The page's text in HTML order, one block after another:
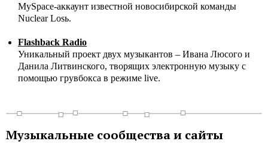
MySpace-аккаунт известной новосибирской команды
Nuclear Losь.
Flashback Radio
Уникальный проект двух музыкантов – Ивана Люсого и
Данила Литвинского, творящих электронную музыку с
помощью грувбокса в режиме live.
Музыкальные сообщества и сайты